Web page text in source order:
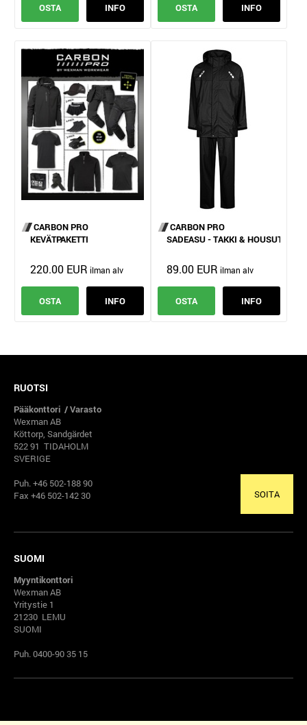
OSTA INFO OSTA INFO
CARBON PRO
KEVÄTPAKETTI
220.00 EUR
OSTA INFO
CARBON PRO
SADEASU - TAKKI & HOUSUT
89.00 EUR
OSTA INFO
RUOTSI
Pääkonttori / Varasto
Wexman AB
Köttorp, Sandgärdet
522 91 TIDAHOLM
SVERIGE
Puh. +46 502-188 90
Fax +46 502-142 30
SOITA
SUOMI
Myyntikonttori
Wexman AB
Yritystie 1
21230 LEMU
SUOMI
Puh. 0400-90 35 15